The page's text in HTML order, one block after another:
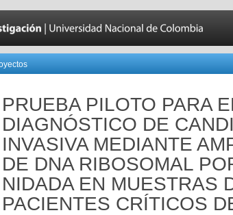
PRUEBA PILOTO PARA
DIAGNÓSTICO DE
INVASIVA MEDIANTE
DE DNA RIBOSOMAL
NIDADA EN MUESTRAS
PACIENTES CRÍTICOS